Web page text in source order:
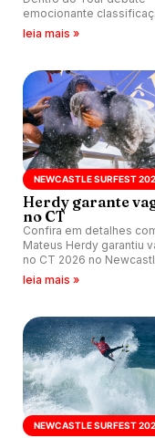
emocionante
Mateus Herdy e Samuel
leia mais »
NEWCASTLE SURFEST
Herdy garante
no CT
Confira em detalhes
Mateus Herdy garantiu
no CT 2026 no
Surfest, mesmo tendo
leia mais »
NEWCASTLE SURFEST